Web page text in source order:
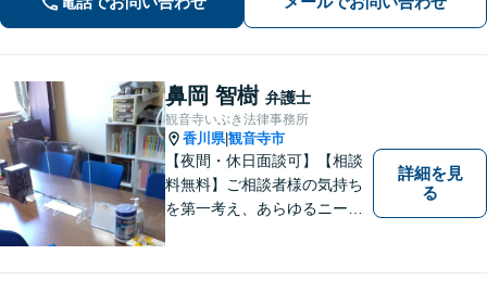
事件】刑事事件は１分１秒が勝負で
す。迅速に対応します。
鼻岡 智樹 弁護士
観音寺いぶき法律事務所
香川県|観音寺市
【夜間・休日面談可】【相談
料無料】ご相談者様の気持ち
を第一考え、あらゆるニーズ
の問題解決のサポートをさせ
詳細を見
る